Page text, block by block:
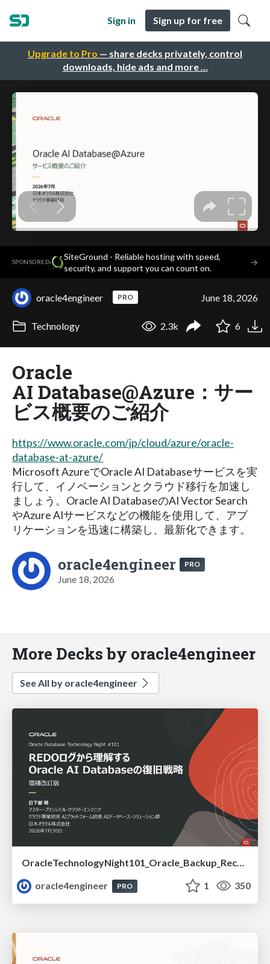
Upgrade to Pro — share decks privately, control
downloads, hide ads and more …
Sign in Sign up for free
SPONSORED·
SiteGround - Reliable hosting with speed,
security, and support you can count on.
→
oracle4engineer PRO June 18, 2026
Technology 2.3k 6
Oracle
AI Database@Azure：サー
ビス概要のご紹介
https://www.oracle.com/jp/cloud/azure/oracle-
database-at-azure/
Microsoft AzureでOracle AI Databaseサービスを実
行して、イノベーションとクラウド移行を加速し
ましょう。Oracle AI DatabaseのAI Vector Search
やAzure AIサービスなどの機能を使用して、アプ
リケーションを迅速に構築し、最新化できます。
oracle4engineer PRO
June 18, 2026
More Decks by oracle4engineer
See All by oracle4engineer
OracleTechnologyNight101_Oracle_Backup_Recovery_Strategy_from_REDO_UNDO
oracle4engineer
PRO 1 350